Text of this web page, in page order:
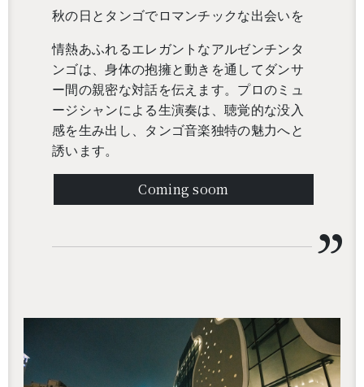
秋の日とタンゴでロマンチックな出会いを
情熱あふれるエレガントなアルゼンチンタ
ンゴは、身体の抱擁と動きを通してダンサ
ー間の親密な対話を伝えます。プロのミュ
ージシャンによる生演奏は、聴覚的な没入
感を生み出し、タンゴ音楽独特の魅力へと
誘います。
Coming soom
還沒加入會員